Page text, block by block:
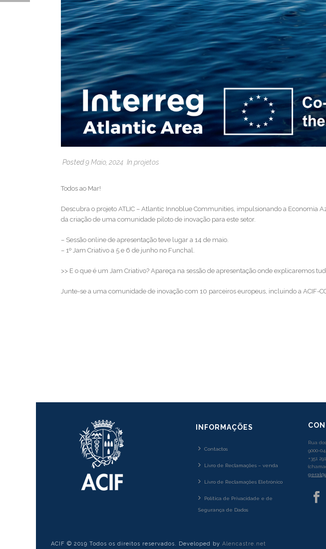
Posted9 Maio, 2024 In projetos
Todos ao Mar!
Descubra o projeto ATLIC – Atlantic Innoblue Communities, impulsionando a
da criação de uma comunidade piloto de inovação para este setor.
– Sessão online de apresentação teve lugar a 14 de maio.
– 1º Jam Criativo a 5 e 6 de junho no Funchal.
>> E o que é um Jam Criativo? Apareça na sessão de apresentação onde explicaremos
Junte-se a uma comunidade de inovação com 10 parceiros europeus, incluindo a ACIF-
INFORMAÇÕES
Contactos
Livro de Reclamações – venda
Livro de Reclamações Eletrónico
Política de Privacidade e de
Segurança de Dados
Rua
9000-
+351
ACIF © 2019 Todos os direitos reservados. Developed by Alencastre.net